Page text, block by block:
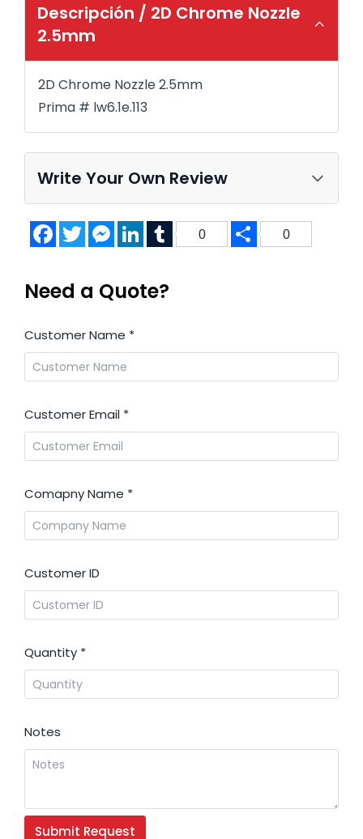
Descripción / 2D Chrome Nozzle
2.5mm
2D Chrome Nozzle 2.5mm
Prima # lw6.1e.113
Write Your Own Review
FacebookTwitterMessenger
LinkedInTumblr
0 Share
0
Need a Quote?
Customer Name *
Customer Email *
Comapny Name *
Customer ID
Quantity *
Notes